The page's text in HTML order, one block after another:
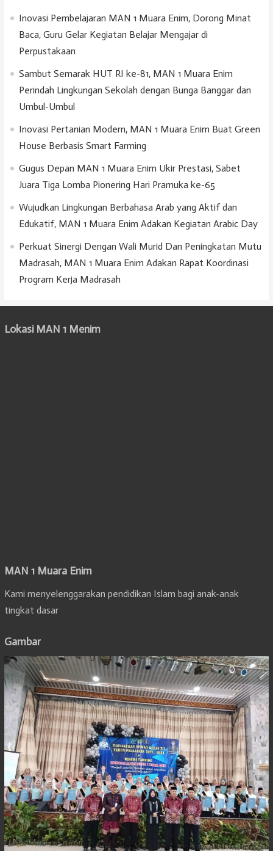
Inovasi Pembelajaran MAN 1 Muara Enim, Dorong Minat
Baca, Guru Gelar Kegiatan Belajar Mengajar di
Perpustakaan
Sambut Semarak HUT RI ke-81, MAN 1 Muara Enim
Perindah Lingkungan Sekolah dengan Bunga Banggar dan
Umbul-Umbul
Inovasi Pertanian Modern, MAN 1 Muara Enim Buat Green
House Berbasis Smart Farming
Gugus Depan MAN 1 Muara Enim Ukir Prestasi, Sabet
Juara Tiga Lomba Pionering Hari Pramuka ke-65
Wujudkan Lingkungan Berbahasa Arab yang Aktif dan
Edukatif, MAN 1 Muara Enim Adakan Kegiatan Arabic Day
Perkuat Sinergi Dengan Wali Murid Dan Peningkatan Mutu
Madrasah, MAN 1 Muara Enim Adakan Rapat Koordinasi
Program Kerja Madrasah
Lokasi MAN 1 Menim
MAN 1 Muara Enim
Kami menyelenggarakan pendidikan Islam bagi anak-anak
tingkat dasar
Gambar